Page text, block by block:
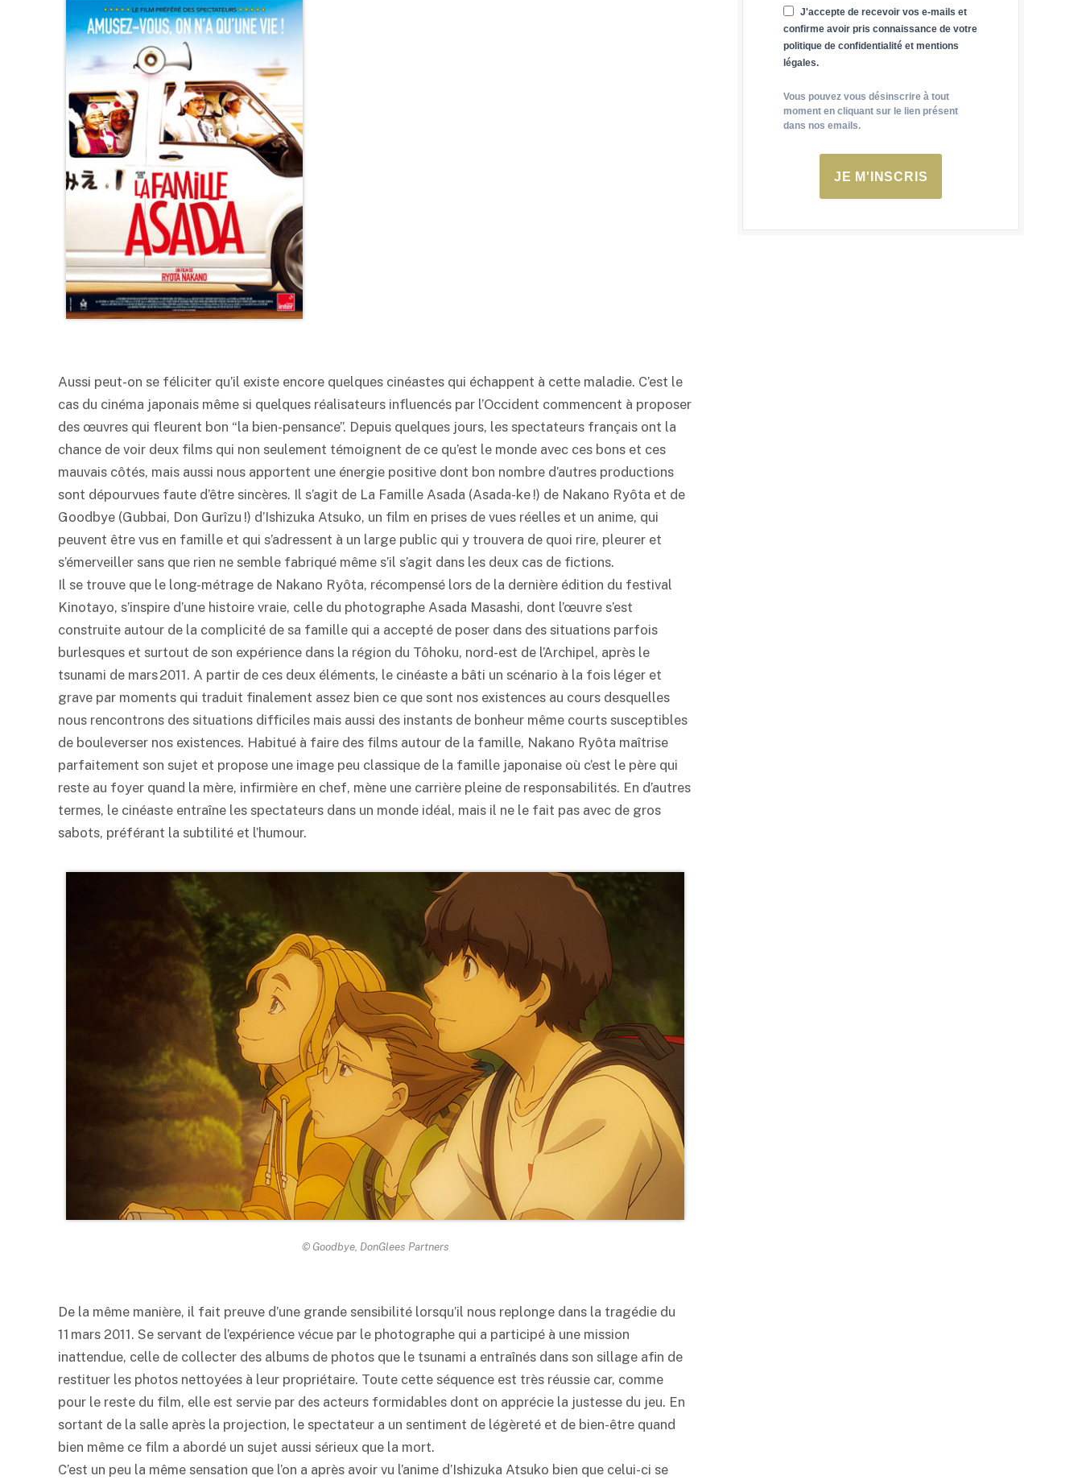
Aussi peut-on se féliciter qu’il existe encore quelques cinéastes qui échappent à cette maladie. C’est le
cas du cinéma japonais même si quelques réalisateurs influencés par l’Occident commencent à proposer
des œuvres qui fleurent bon “la bien-pensance”. Depuis quelques jours, les spectateurs français ont la
chance de voir deux films qui non seulement témoignent de ce qu’est le monde avec ces bons et ces
mauvais côtés, mais aussi nous apportent une énergie positive dont bon nombre d’autres productions
sont dépourvues faute d’être sincères. Il s’agit de La Famille Asada (Asada-ke !) de Nakano Ryôta et de
Goodbye (Gubbai, Don Gurîzu !) d’Ishizuka Atsuko, un film en prises de vues réelles et un anime, qui
peuvent être vus en famille et qui s’adressent à un large public qui y trouvera de quoi rire, pleurer et
s’émerveiller sans que rien ne semble fabriqué même s’il s’agit dans les deux cas de fictions.
Il se trouve que le long-métrage de Nakano Ryôta, récompensé lors de la dernière édition du festival
Kinotayo, s’inspire d’une histoire vraie, celle du photographe Asada Masashi, dont l’œuvre s’est
construite autour de la complicité de sa famille qui a accepté de poser dans des situations parfois
burlesques et surtout de son expérience dans la région du Tôhoku, nord-est de l’Archipel, après le
tsunami de mars 2011. A partir de ces deux éléments, le cinéaste a bâti un scénario à la fois léger et
grave par moments qui traduit finalement assez bien ce que sont nos existences au cours desquelles
nous rencontrons des situations difficiles mais aussi des instants de bonheur même courts susceptibles
de bouleverser nos existences. Habitué à faire des films autour de la famille, Nakano Ryôta maîtrise
parfaitement son sujet et propose une image peu classique de la famille japonaise où c’est le père qui
reste au foyer quand la mère, infirmière en chef, mène une carrière pleine de responsabilités. En d’autres
termes, le cinéaste entraîne les spectateurs dans un monde idéal, mais il ne le fait pas avec de gros
sabots, préférant la subtilité et l’humour.
© Goodbye, DonGlees Partners
De la même manière, il fait preuve d’une grande sensibilité lorsqu’il nous replonge dans la tragédie du
11 mars 2011. Se servant de l’expérience vécue par le photographe qui a participé à une mission
inattendue, celle de collecter des albums de photos que le tsunami a entraînés dans son sillage afin de
restituer les photos nettoyées à leur propriétaire. Toute cette séquence est très réussie car, comme
pour le reste du film, elle est servie par des acteurs formidables dont on apprécie la justesse du jeu. En
sortant de la salle après la projection, le spectateur a un sentiment de légèreté et de bien-être quand
bien même ce film a abordé un sujet aussi sérieux que la mort.
C’est un peu la même sensation que l’on a après avoir vu l’anime d’Ishizuka Atsuko bien que celui-ci se
J'accepte de recevoir vos e-mails et
confirme avoir pris connaissance de votre
politique de confidentialité et mentions
légales.
Vous pouvez vous désinscrire à tout
moment en cliquant sur le lien présent
dans nos emails.
JE M'INSCRIS